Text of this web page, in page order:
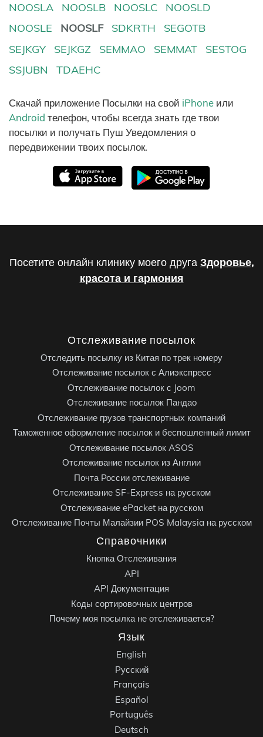
NOOSLA
NOOSLB NOOSLC
NOOSLD
NOOSLE
NOOSLF SDKRTH
SEGOTB
SEJKGY
SEJKGZ SEMMAO SEMMAT
SESTOG
SSJUBN
TDAEHC
Скачай приложение Посылки на свой iPhone или
Android телефон, чтобы всегда знать где твои
посылки и получать Пуш Уведомления о
передвижении твоих посылок.
Посетите онлайн клинику моего друга Здоровье,
красота и гармония
Отслеживание посылок
Отследить посылку из Китая по трек номеру
Отслеживание посылок с Алиэкспресс
Отслеживание посылок с Joom
Отслеживание посылок Пандао
Отслеживание грузов транспортных компаний
Таможенное оформление посылок и беспошленный лимит
Отслеживание посылок ASOS
Отслеживание посылок из Англии
Почта России отслеживание
Отслеживание SF-Express на русском
Отслеживание ePacket на русском
Отслеживание Почты Малайзии POS Malaysia на русском
Справочники
Кнопка Отслеживания
API
API Документация
Коды сортировочных центров
Почему моя посылка не отслеживается?
Язык
English
Русский
Français
Español
Português
Deutsch